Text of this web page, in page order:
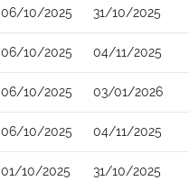
06/10/2025 31/10/2025
06/10/2025 04/11/2025
06/10/2025 03/01/2026
06/10/2025 04/11/2025
01/10/2025 31/10/2025